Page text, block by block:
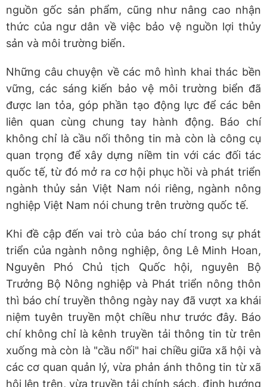
nguồn gốc sản phẩm, cũng như nâng cao nhận
thức của ngư dân về việc bảo vệ nguồn lợi thủy
sản và môi trường biển.
Những câu chuyện về các mô hình khai thác bền
vững, các sáng kiến bảo vệ môi trường biển đã
được lan tỏa, góp phần tạo động lực để các bên
liên quan cùng chung tay hành động. Báo chí
không chỉ là cầu nối thông tin mà còn là công cụ
quan trọng để xây dựng niềm tin với các đối tác
quốc tế, từ đó mở ra cơ hội phục hồi và phát triển
ngành thủy sản Việt Nam nói riêng, ngành nông
nghiệp Việt Nam nói chung trên trường quốc tế.
Khi đề cập đến vai trò của báo chí trong sự phát
triển của ngành nông nghiệp, ông Lê Minh Hoan,
Nguyên Phó Chủ tịch Quốc hội, nguyên Bộ
Trưởng Bộ Nông nghiệp và Phát triển nông thôn
thì báo chí truyền thông ngày nay đã vượt xa khái
niệm tuyên truyền một chiều như trước đây. Báo
chí không chỉ là kênh truyền tải thông tin từ trên
xuống mà còn là "cầu nối" hai chiều giữa xã hội và
các cơ quan quản lý, vừa phản ánh thông tin từ xã
hội lên trên, vừa truyền tải chính sách, định hướng